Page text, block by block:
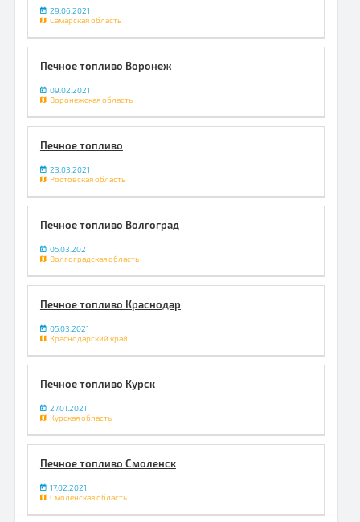
29.06.2021
Самарская область
Печное топливо Воронеж
09.02.2021
Воронежская область
Печное топливо
23.03.2021
Ростовская область
Печное топливо Волгоград
05.03.2021
Волгоградская область
Печное топливо Краснодар
05.03.2021
Краснодарский край
Печное топливо Курск
27.01.2021
Курская область
Печное топливо Смоленск
17.02.2021
Смоленская область